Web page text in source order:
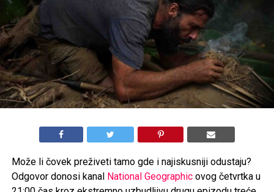
Može li čovek preživeti tamo gde i najiskusniji odustaju?
Odgovor donosi kanal National Geographicovog četvrtka u